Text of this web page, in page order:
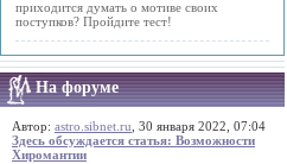
приходится думать о мотиве своих
поступков? Пройдите тест!
На форуме
Автор: astro.sibnet.ru , 30 января 2022, 07:04
Здесь обсуждается статья: Возможности
Хиромантии